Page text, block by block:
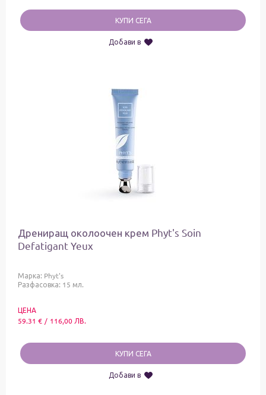
КУПИ СЕГА
Добави в
Дрениращ околоочен крем Phyt's Soin
Defatigant Yeux
Марка: Phyt's
Разфасовка: 15 мл.
ЦЕНА
59.31 € / 116,00 ЛВ.
КУПИ СЕГА
Добави в